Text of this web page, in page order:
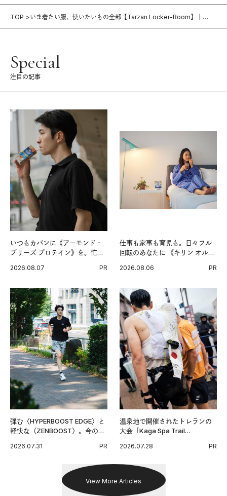
TOP
いま着たい服、使いたいもの全部【Tarzan Locker-Room】｜
Special
注目の記事
いつもカバンに《アーモンド・
ブリーズ プロテイン》を。忙し
グ習慣。
2026.08.07 PR
仕事も家事も育児も。日々フル
回転のあなたに 《キリン オルニ
2026.08.06 PR
弾む〈HYPERBOOST EDGE〉と
軽快な〈ZENBOOST〉。今の時
出した新機軸。
2026.07.31 PR
温泉地で開催されたトレランの
大会「Kaga Spa Trail
戦を夢見るランナーたちの奮闘
2026.07.28 PR
View More Articles